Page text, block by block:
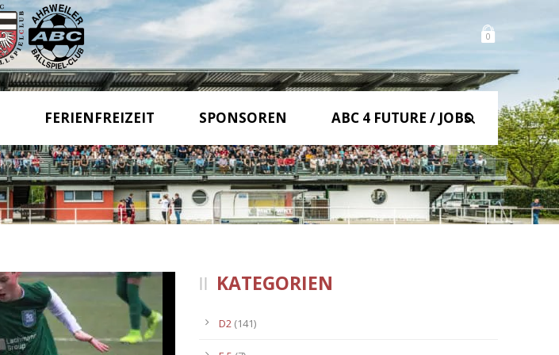
0
FERIENFREIZEIT SPONSOREN ABC 4 FUTURE / JOBS
KATEGORIEN
D2 (141)